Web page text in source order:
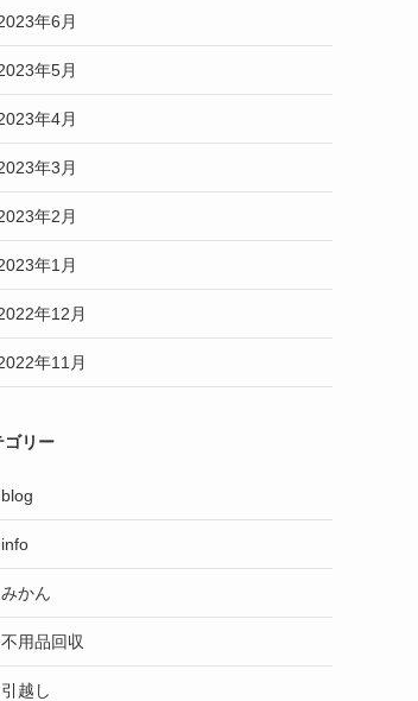
年6月
年5月
年4月
年3月
年2月
年1月
年12月
年11月
ゴリー
blog
info
みかん
不用品回収
引越し